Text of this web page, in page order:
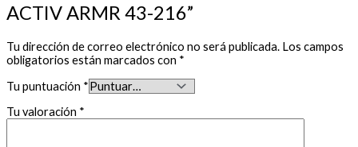
ACTIV ARMR 43-216”
Tu dirección de correo electrónico no será publicada. Los campos
obligatorios están marcados con *
Tu puntuación *
Tu valoración *